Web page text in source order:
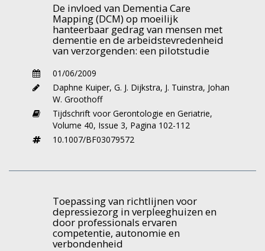
In 99 woningen werden er veertig gevonden
waar minstens 20% van de bewoners wel eens
werd gefixeerd om te voorkomen dat zij letsel
zouden oplopen door een val.
Mobiliteitbeperking door fixatie gebeurde
bijvoorbeeld met een Zweedse band, of door
een aangepaste stoel waaruit iemand niet
onbegeleid kon opstaan. Toepassing van een
zonder hulp uit bed zou stappen, werd in dit
mobiliteitbeperkende maatregel. De veertig
woningen werden willekeurig verdeeld in een
interventiegroep en een controlegroep. De
verzorgenden in de twintig woningen van de
De invloed van Dementia Care
Mapping (DCM) op moeilijk
hanteerbaar gedrag van mensen met
dementie en de arbeidstevredenheid
van verzorgenden: een pilotstudie
01/06/2009
Daphne Kuiper, G. J. Dijkstra, J. Tuinstra, Johan
W. Groothoff
Tijdschrift voor Gerontologie en Geriatrie,
Volume 40, Issue 3, Pagina 102-112
10.1007/BF03079572
Toepassing van richtlijnen voor
depressiezorg in verpleeghuizen en
door professionals ervaren
competentie, autonomie en
verbondenheid